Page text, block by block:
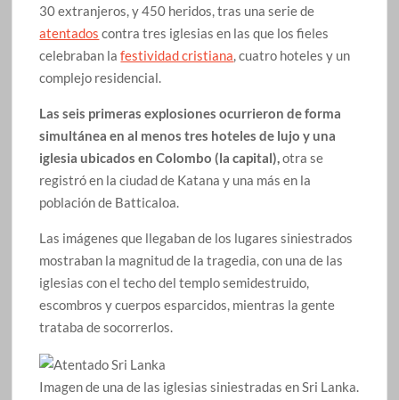
30 extranjeros, y 450 heridos, tras una serie de
atentados contra tres iglesias en las que los fieles
celebraban lafestividad cristiana, cuatro hoteles y un
complejo residencial.
Las seis primeras explosiones ocurrieron de forma
simultánea en al menos tres hoteles de lujo y una
iglesia ubicados en Colombo (la capital),otra se
registró en la ciudad de Katana y una más en la
población de Batticaloa.
Las imágenes que llegaban de los lugares siniestrados
mostraban la magnitud de la tragedia, con una de las
iglesias con el techo del templo semidestruido,
escombros y cuerpos esparcidos, mientras la gente
trataba de socorrerlos.
Imagen de una de las iglesias siniestradas en Sri Lanka.